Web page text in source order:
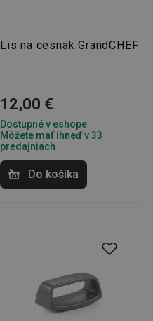
Lis na cesnak GrandCHEF
12,00 €
Dostupné v eshope
Môžete mať ihneď v 33
predajniach
Do košíka